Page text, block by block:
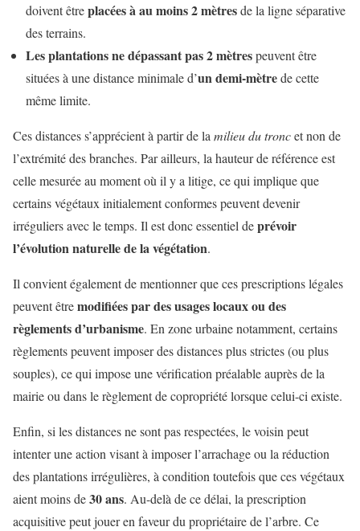
doivent êtreplacées à au moins 2 mètresde la ligne séparative
des terrains.
Les plantations ne dépassant pas 2 mètrespeuvent être
situées à une distance minimale d’un demi-mètrede cette
même limite.
Ces distances s’apprécient à partir de la milieu du troncet non de
l’extrémité des branches. Par ailleurs, la hauteur de référence est
celle mesurée au moment où il y a litige, ce qui implique que
certains végétaux initialement conformes peuvent devenir
irréguliers avec le temps. Il est donc essentiel deprévoir
l’évolution naturelle de la végétation.
Il convient également de mentionner que ces prescriptions légales
peuvent êtremodifiées par des usages locaux ou des
règlements d’urbanisme. En zone urbaine notamment, certains
règlements peuvent imposer des distances plus strictes (ou plus
souples), ce qui impose une vérification préalable auprès de la
mairie ou dans le règlement de copropriété lorsque celui-ci existe.
Enfin, si les distances ne sont pas respectées, le voisin peut
intenter une action visant à imposer l’arrachage ou la réduction
des plantations irrégulières, à condition toutefois que ces végétaux
aient moins de30 ans. Au-delà de ce délai, la prescription
acquisitive peut jouer en faveur du propriétaire de l’arbre. Ce